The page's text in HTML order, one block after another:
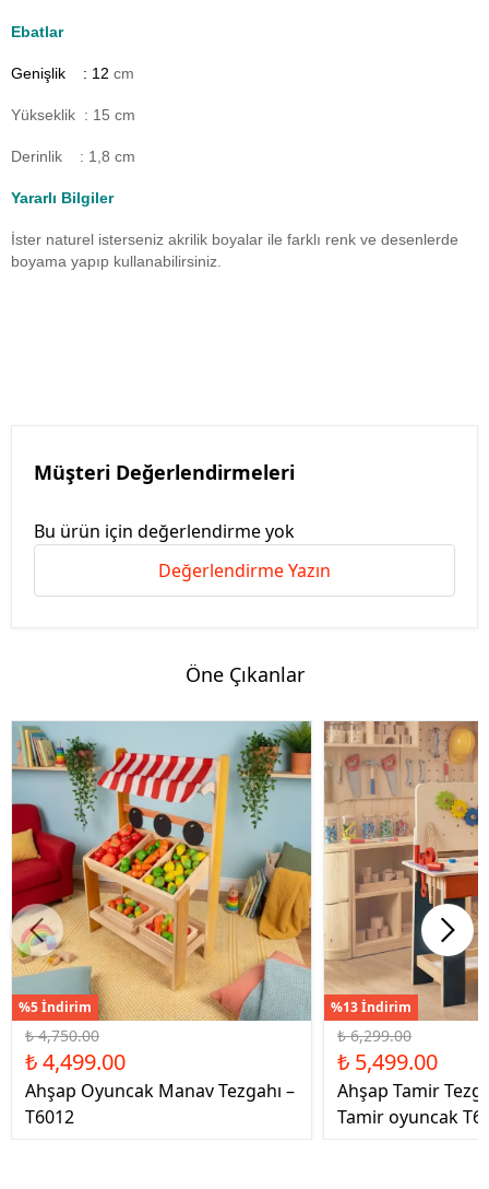
Ebatlar
Genişlik : 12 cm
Yükseklik : 15 cm
Derinlik : 1,8 cm
Yararlı Bilgiler
İster naturel isterseniz akrilik boyalar ile farklı renk ve desenlerde
boyama yapıp kullanabilirsiniz.
Müşteri Değerlendirmeleri
Bu ürün için değerlendirme yok
Değerlendirme Yazın
Öne Çıkanlar
%5 İndirim
₺ 4,750.00
₺ 4,499.00
Ahşap Oyuncak Manav Tezgahı –
T6012
%13 İndirim
₺ 6,299.00
₺ 5,499.00
Ahşap Tamir
Tamir oyuncak